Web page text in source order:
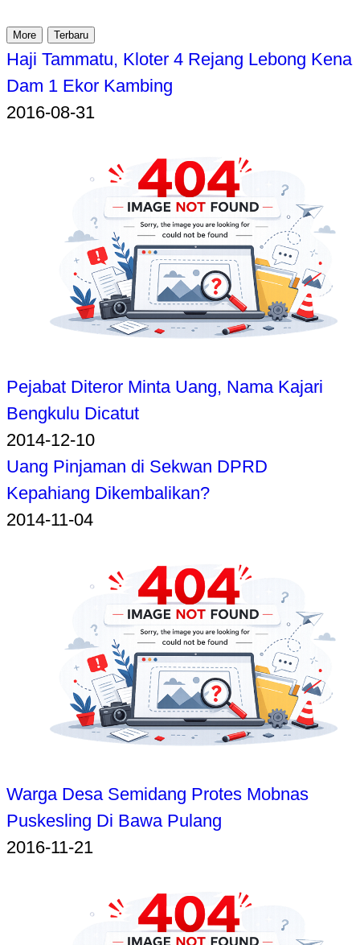
More Terbaru
Haji Tammatu, Kloter 4 Rejang Lebong Kena
Dam 1 Ekor Kambing
2016-08-31
Pejabat Diteror Minta Uang, Nama Kajari
Bengkulu Dicatut
2014-12-10
Uang Pinjaman di Sekwan DPRD
Kepahiang Dikembalikan?
2014-11-04
Warga Desa Semidang Protes Mobnas
Puskesling Di Bawa Pulang
2016-11-21